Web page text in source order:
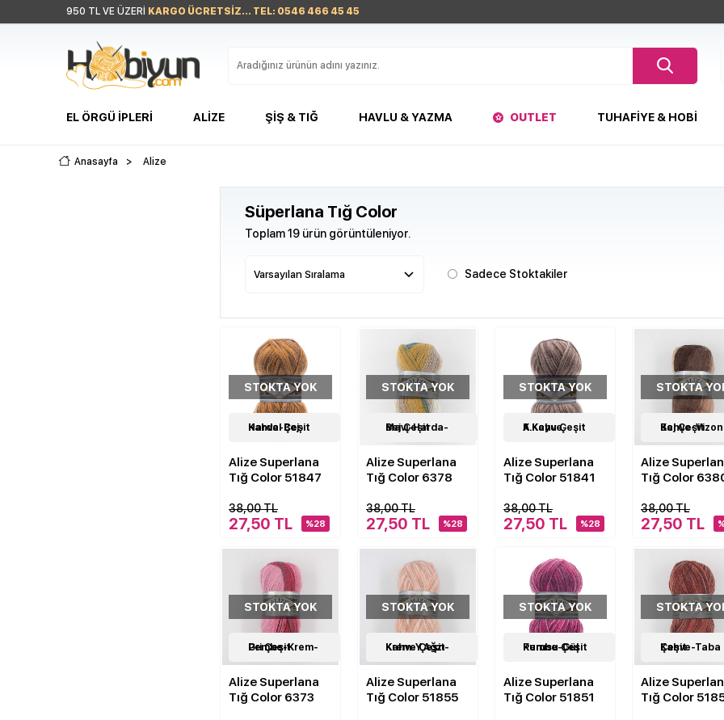
950 TL VE ÜZERİ KARGO ÜCRETSİZ... TEL: 0546 466 45 45
EL ÖRGÜ İPLERI ALIZE ŞIŞ & TIĞ HAVLU & YAZMA OUTLET TUHAFIYE & HOBI
Anasayfa > Alize
Süperlana Tığ Color
Toplam 19 ürün görüntüleniyor.
Sadece Stoktakiler
18Çeşit
STOKTA YOK
Kahve-Bej-Hardal Çeşit
Alize Superlana
Tığ Color 51847
38,00 TL
27,50 TL %28
18Çeşit
STOKTA YOK
Mavi-Harda-Bej Çeşit
Alize Superlana
Tığ Color 6378
38,00 TL
27,50 TL %28
18 Çeşit
STOKTA YOK
A.Kahve-K.Koyu Çeşit
Alize Superlana
Tığ Color 51841
38,00 TL
27,50 TL %28
18Çeşit
STOKTA
Kahve-Vizon-Bej Çeşit
Alize
Tığ Color
38,00 TL
27,50 TL
18Çeşit
STOKTA YOK
Pembe-Krem-Gri Çeşit
Alize Superlana
Tığ Color 6373
18Çeşit
STOKTA YOK
Krem-Y.Ağzı-Kahve Çeşit
Alize Superlana
Tığ Color 51855
18Çeşit
STOKTA YOK
Pembe-Gül Kurusu Çeşit
Alize Superlana
Tığ Color 51851
18Çeşit
STOKTA
Kahve-Taba Çeşit
Alize
Tığ Color